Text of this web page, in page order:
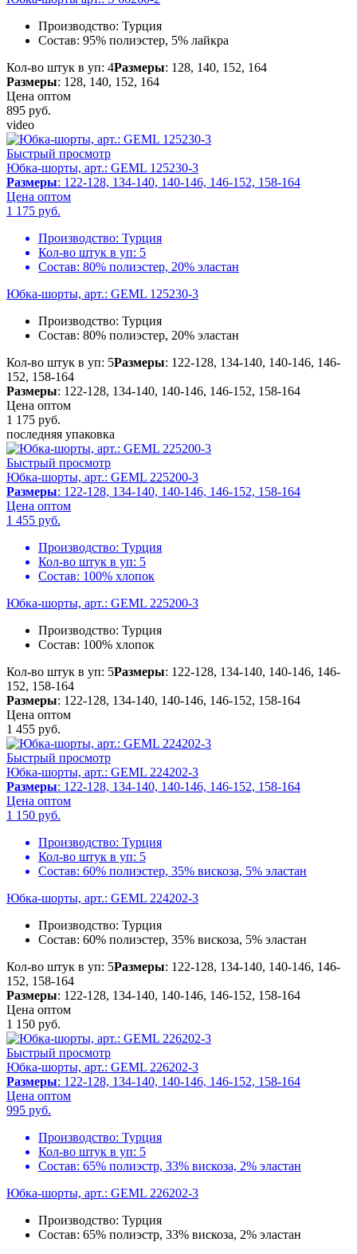
Производство: Турция
Состав: 95% полиэстер, 5% лайкра
Кол-во штук в уп: 4Размеры: 128, 140, 152, 164
Размеры: 128, 140, 152, 164
Цена оптом
895 руб.
video
Быстрый просмотр
Юбка-шорты, арт.: GEML 125230-3
Размеры: 122-128, 134-140, 140-146, 146-152, 158-164
Цена оптом
1 175 руб.
Производство: Турция
Кол-во штук в уп: 5
Состав: 80% полиэстер, 20% эластан
Юбка-шорты, арт.: GEML 125230-3
Производство: Турция
Состав: 80% полиэстер, 20% эластан
Кол-во штук в уп: 5Размеры: 122-128, 134-140, 140-146, 146-
152, 158-164
Размеры: 122-128, 134-140, 140-146, 146-152, 158-164
Цена оптом
1 175 руб.
последняя упаковка
Быстрый просмотр
Юбка-шорты, арт.: GEML 225200-3
Размеры: 122-128, 134-140, 140-146, 146-152, 158-164
Цена оптом
1 455 руб.
Производство: Турция
Кол-во штук в уп: 5
Состав: 100% хлопок
Юбка-шорты, арт.: GEML 225200-3
Производство: Турция
Состав: 100% хлопок
Кол-во штук в уп: 5Размеры: 122-128, 134-140, 140-146, 146-
152, 158-164
Размеры: 122-128, 134-140, 140-146, 146-152, 158-164
Цена оптом
1 455 руб.
Быстрый просмотр
Юбка-шорты, арт.: GEML 224202-3
Размеры: 122-128, 134-140, 140-146, 146-152, 158-164
Цена оптом
1 150 руб.
Производство: Турция
Кол-во штук в уп: 5
Состав: 60% полиэстер, 35% вискоза, 5% эластан
Юбка-шорты, арт.: GEML 224202-3
Производство: Турция
Состав: 60% полиэстер, 35% вискоза, 5% эластан
Кол-во штук в уп: 5Размеры: 122-128, 134-140, 140-146, 146-
152, 158-164
Размеры: 122-128, 134-140, 140-146, 146-152, 158-164
Цена оптом
1 150 руб.
Быстрый просмотр
Юбка-шорты, арт.: GEML 226202-3
Размеры: 122-128, 134-140, 140-146, 146-152, 158-164
Цена оптом
995 руб.
Производство: Турция
Кол-во штук в уп: 5
Состав: 65% полиэстр, 33% вискоза, 2% эластан
Юбка-шорты, арт.: GEML 226202-3
Производство: Турция
Состав: 65% полиэстр, 33% вискоза, 2% эластан